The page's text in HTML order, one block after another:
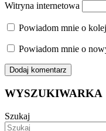
Witryna internetowa
Powiadom mnie o
Powiadom mnie o
WYSZUKIWARKA
Szukaj